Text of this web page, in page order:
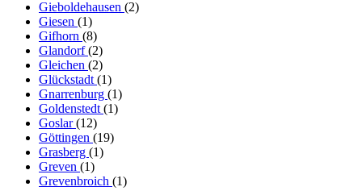
Gieboldehausen (2)
Giesen (1)
Gifhorn (8)
Glandorf(2)
Gleichen (2)
Glückstadt (1)
Gnarrenburg (1)
Goldenstedt (1)
Goslar(12)
Göttingen (19)
Grasberg (1)
Greven (1)
Grevenbroich (1)